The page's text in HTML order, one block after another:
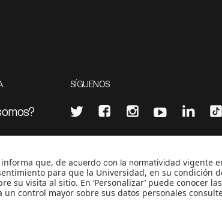
SÍGUENOS
CONTÁCTANOS
cerosetenta@uniandes.edu.co